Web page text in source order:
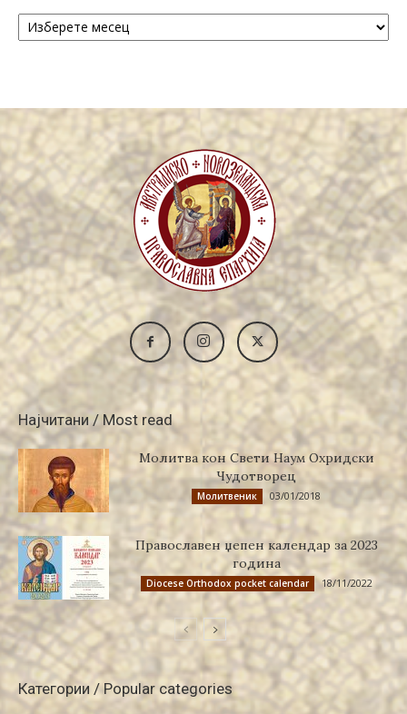
Архива
Најчитани / Most read
Молитва кон Свети Наум Охридски
Чудотворец
Молитвеник 03/01/2018
Православен џепен календар за 2023
година
Diocese Orthodox pocket calendar 18/11/2022
Категории / Popular categories